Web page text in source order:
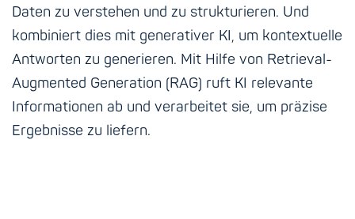
Daten zu verstehen und zu strukturieren. Und
kombiniert dies mit generativer KI, um kontextuelle
Antworten zu generieren. Mit Hilfe von Retrieval-
Augmented Generation (RAG) ruft KI relevante
Informationen ab und verarbeitet sie, um präzise
Ergebnisse zu liefern.